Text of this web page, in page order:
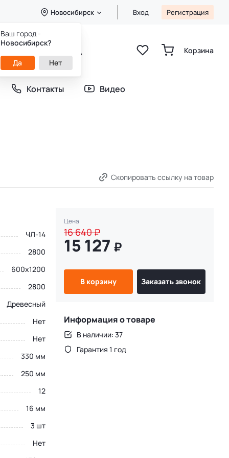
Новосибирск
Ваш город -
Новосибирск?
Да Нет
Вход Регистрация
+7 (913) 784-21-31
+7 (952) 907-45-64
пн-вс 9:00-21:00
Корзина
Контакты Видео
Скопировать ссылку на товар
ЧЛ-14
2800
600х1200
2800
Древесный
Нет
Нет
330 мм
250 мм
12
16 мм
3 шт
Нет
Цена
16 640₽
15 127 ₽
В корзину Заказать звонок
Информация о товаре
В наличии: 37
Гарантия 1 год